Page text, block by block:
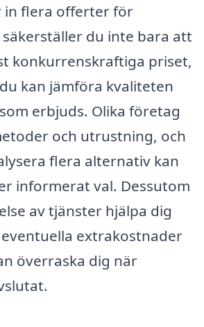
in flera offerter för
du inte bara att
konkurrenskraftiga priset,
kan jämföra kvaliteten
erbjuds. Olika företag
och utrustning, och
flera alternativ kan
informerat val. Dessutom
av tjänster hjälpa dig
extrakostnader
överraska dig när